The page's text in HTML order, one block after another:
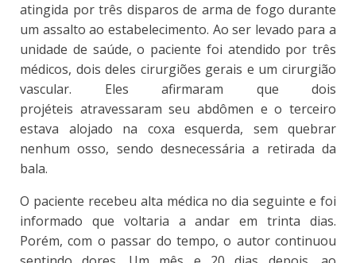
atingida por três disparos de arma de fogo durante
um assalto ao estabelecimento. Ao ser levado para a
unidade de saúde, o paciente foi atendido por três
médicos, dois deles cirurgiões gerais e um cirurgião
vascular. Eles afirmaram que dois
projéteis atravessaram seu abdômen e o terceiro
estava alojado na coxa esquerda, sem quebrar
nenhum osso, sendo desnecessária a retirada da
bala.
O paciente recebeu alta médica no dia seguinte e foi
informado que voltaria a andar em trinta dias.
Porém, com o passar do tempo, o autor continuou